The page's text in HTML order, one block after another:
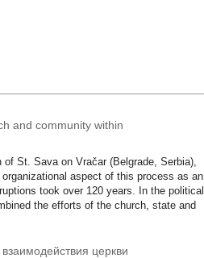
and community within
St. Sava on Vračar (Belgrade, Serbia),
aspect of this process as an
took over 120 years. In the political
the efforts of the church, state and
церкви